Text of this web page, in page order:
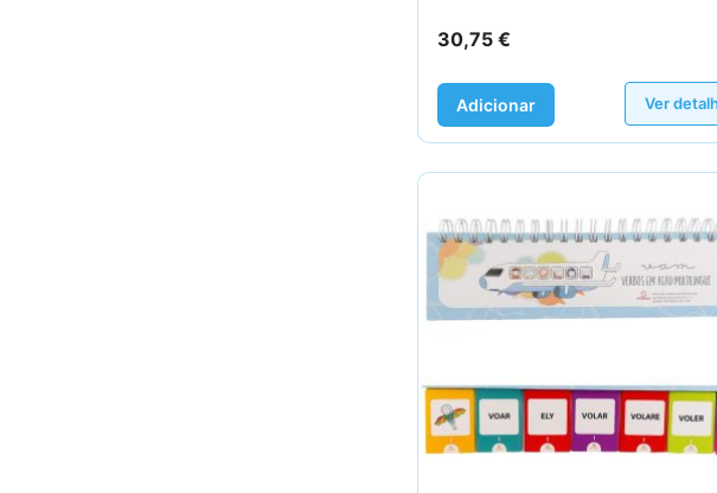
30,75 €
Adicionar Ver